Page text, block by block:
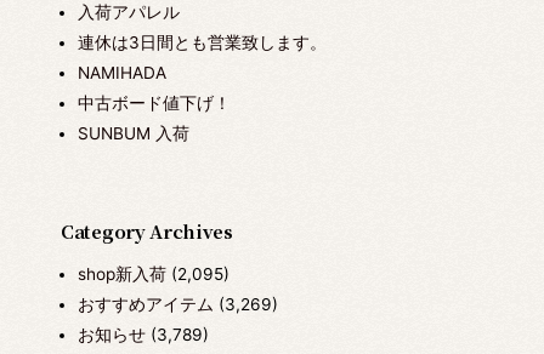
入荷アパレル
連休は3日間とも営業致します。
NAMIHADA
中古ボード値下げ！
SUNBUM 入荷
Category Archives
shop新入荷(2,095)
おすすめアイテム (3,269)
お知らせ(3,789)